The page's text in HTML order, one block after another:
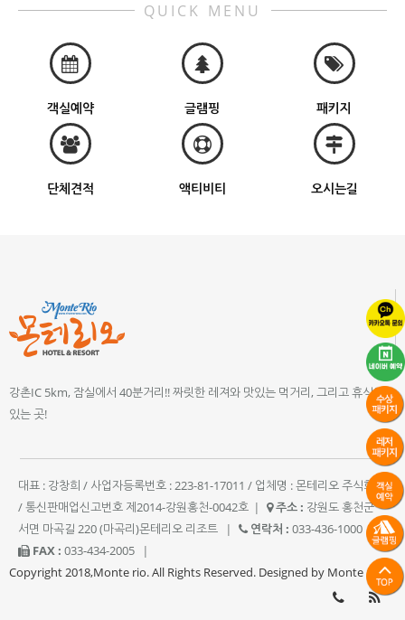
QUICK MENU
객실예약 글램핑 패키지
단체견적 액티비티 오시는길
강촌IC 5km, 잠실에서 40분거리!! 짜릿한 레져와 맛있는 먹거리, 그리고 휴식이
있는 곳!
대표 : 강창희 / 사업자등록번호 : 223-81-17011 / 업체명 : 몬테리오 주식회사
/ 통신판매업신고번호 제2014-강원홍천-0042호 | 주소 : 강원도 홍천군
서면 마곡길 220 (마곡리)몬테리오 리조트
| 연락처 : 033-436-1000
|
FAX : 033-434-2005
|
Copyright 2018,Monte rio. All Rights Reserved. Designed by Monte rio.